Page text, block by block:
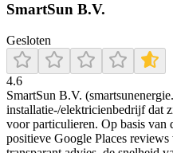
SmartSun B.V.
Gesloten
4.6
SmartSun B.V.
installatie-/elektricienbedrijf dat
voor particulieren. Op basis van
positieve Google Places